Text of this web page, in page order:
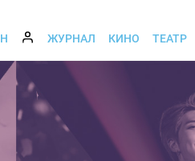
ЖУРНАЛ КИНО ТЕАТР